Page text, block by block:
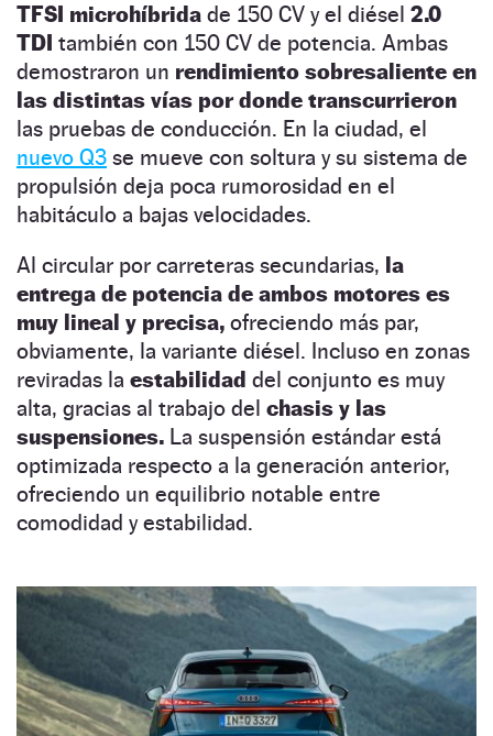
TFSI microhíbrida de 150 CV y el diésel 2.0
TDI también con 150 CV de potencia. Ambas
demostraron un rendimiento sobresaliente en
las distintas vías por donde transcurrieron
las pruebas de conducción. En la ciudad, el
nuevo Q3 se mueve con soltura y su sistema de
propulsión deja poca rumorosidad en el
habitáculo a bajas velocidades.
Al circular por carreteras secundarias, la
entrega de potencia de ambos motores es
muy lineal y precisa, ofreciendo más par,
obviamente, la variante diésel. Incluso en zonas
reviradas la estabilidad del conjunto es muy
alta, gracias al trabajo del chasis y las
suspensiones. La suspensión estándar está
optimizada respecto a la generación anterior,
ofreciendo un equilibrio notable entre
comodidad y estabilidad.